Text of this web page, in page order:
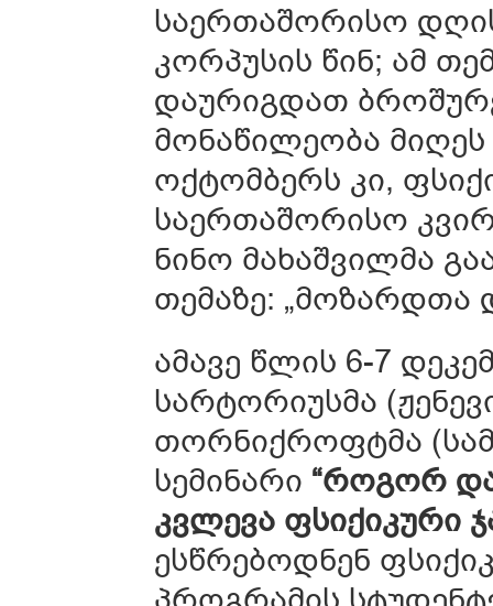
საერთაშორისო დღის
კორპუსის წინ; ამ
დაურიგდათ
მონაწილეობა მიღეს
ოქტომბერს კი,
საერთაშორისო
ნინო მახაშვილმა
თემაზე: „მოზარდთა
ამავე წლის 6-7
სარტორიუსმა
თორნიქროფტმა
სემინარი “როგორ
კვლევა ფსიქიკური
ესწრებოდნენ